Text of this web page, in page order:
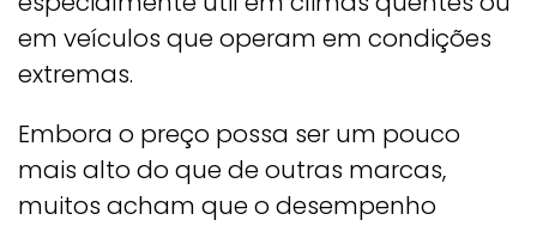
em veículos que operam em condições
extremas.
Embora o preço possa ser um pouco
mais alto do que de outras marcas,
muitos acham que o desempenho